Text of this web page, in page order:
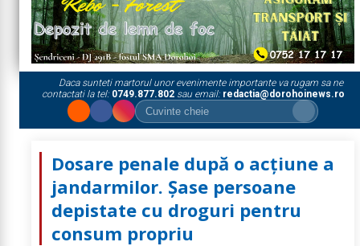
Daca sunteti martorul unor evenimente importante va rugam sa ne
contactati la tel: 0749.877.802sau email: redactia@dorohoinews.ro
Dosare penale după o acțiune a
jandarmilor. Șase persoane
depistate cu droguri pentru
consum propriu